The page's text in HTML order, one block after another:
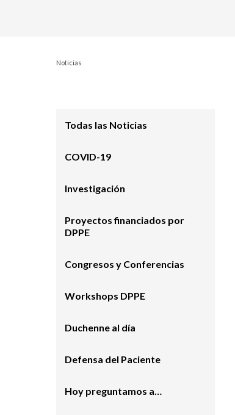
Noticias
Todas las Noticias
COVID-19
Investigación
Proyectos financiados por
DPPE
Congresos y Conferencias
Workshops DPPE
Duchenne al día
Defensa del Paciente
Hoy preguntamos a…